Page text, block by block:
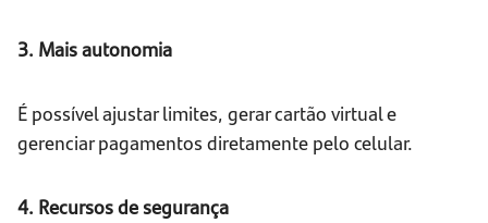
3. Mais autonomia
É possível ajustar limites, gerar cartão virtual e
gerenciar pagamentos diretamente pelo celular.
4. Recursos de segurança